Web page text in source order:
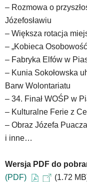
znajdować
powszechnie
używane
elementy
wideo
portalu
oraz
mapy
Google
Maps
ramek.
Elementy
– Rozmowa o
Józefosławiu
– Większa rotacja
– „Kobieca
– Fabryka Elfów w
– Kunia Sokołowska
Barw Wolontariatu
– 34. Finał WOŚP w
– Kulturalne Ferie z
– Obraz Józefa
i inne…
Wersja PDF do
(PDF)
(1.72